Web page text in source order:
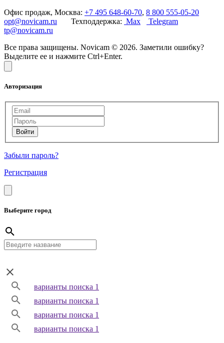
Офис продаж, Москва: +7 495 648-60-70, 8 800 555-05-20
opt@novicam.ru Техподдержка: Max
Telegram
tp@novicam.ru
Все права защищены. Novicam © 2026. Заметили ошибку?
Выделите ее и нажмите Ctrl+Enter.
Авторизация
Забыли пароль?
Регистрация
Выберите город
варианты поиска 1
варианты поиска 1
варианты поиска 1
варианты поиска 1